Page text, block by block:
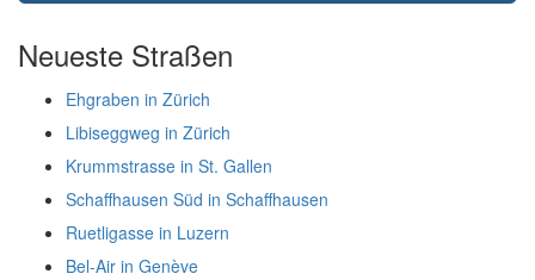
Neueste Straßen
Ehgraben in Zürich
Libiseggweg in Zürich
Krummstrasse in St. Gallen
Schaffhausen Süd in Schaffhausen
Ruetligasse in Luzern
Bel-Air in Genève